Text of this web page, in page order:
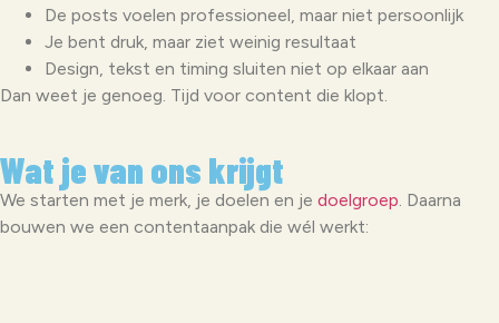
De posts voelen professioneel, maar niet persoonlijk
Je bent druk, maar ziet weinig resultaat
Design, tekst en timing sluiten niet op elkaar aan
Dan weet je genoeg. Tijd voor content die klopt.
Wat je van ons krijgt
We starten met je merk, je doelen en je doelgroep. Daarna
bouwen we een contentaanpak die wél werkt: